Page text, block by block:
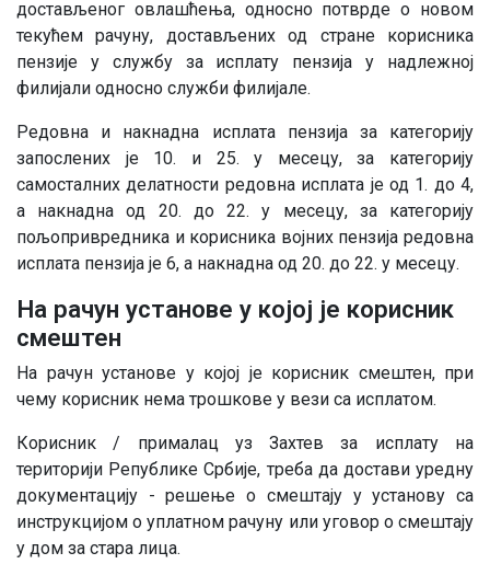
достављеног овлашћења, односно потврде о новом
текућем рачуну, достављених од стране корисника
пензије у службу за исплату пензија у надлежној
филијали односно служби филијале.
Редовна и накнадна исплата пензија за категорију
запослених је 10. и 25. у месецу, за категорију
самосталних делатности редовна исплата је од 1. до 4,
а накнадна од 20. до 22. у месецу, за категорију
пољопривредника и корисника војних пензија редовна
исплата пензија је 6, а накнадна од 20. до 22. у месецу.
На рачун установе у којој је корисник
смештен
На рачун установе у којој је корисник смештен, при
чему корисник нема трошкове у вези са исплатом.
Корисник / прималац уз Захтев за исплату на
територији Републике Србије, треба да достави уредну
документацију - решење о смештају у установу са
инструкцијом о уплатном рачуну или уговор о смештају
у дом за стара лица.